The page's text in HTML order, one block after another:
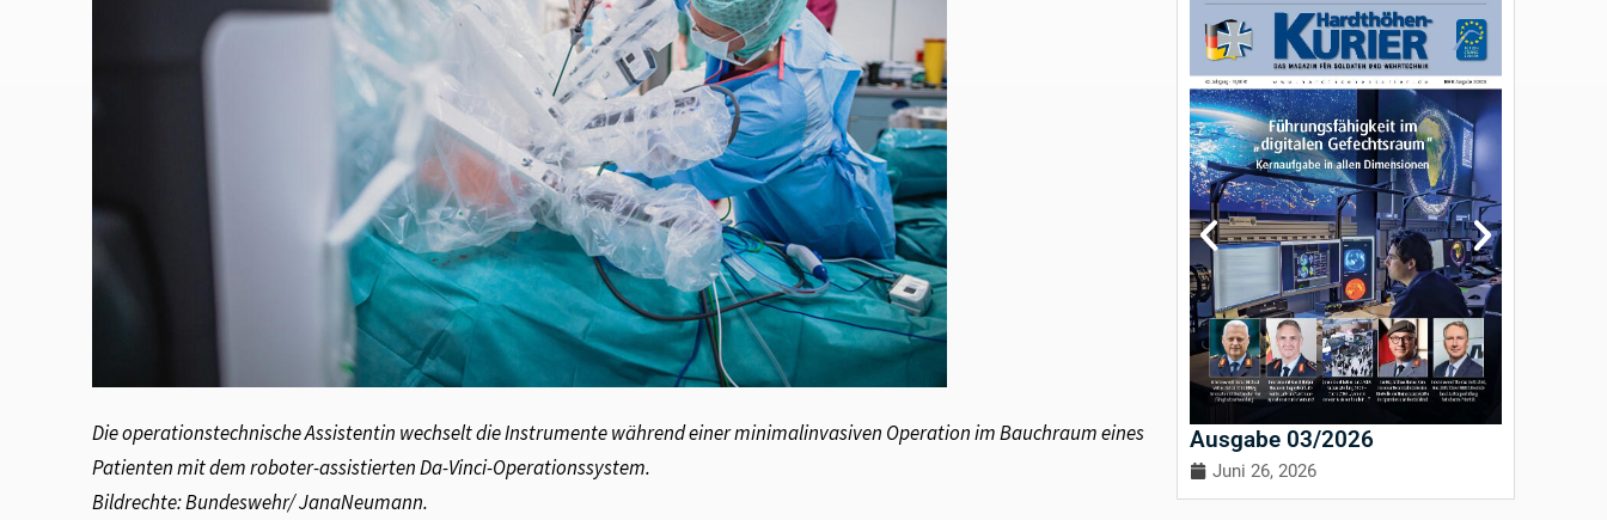
Die operationstechnische Assistentin wechselt die Instrumente während einer minimalinvasiven Operation im Bauchraum eines
Patienten mit dem roboter-assistierten Da-Vinci-Operationssystem.
Bildrechte: Bundeswehr/ JanaNeumann.
Ausgabe 03/2026
Juni 26, 2026